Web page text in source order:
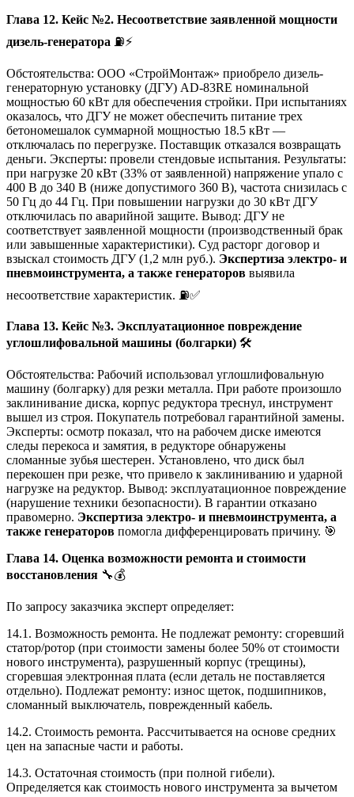
Глава 12. Кейс №2. Несоответствие заявленной мощности
дизель-генератора ⛽⚡
Обстоятельства: ООО «СтройМонтаж» приобрело дизель-
генераторную установку (ДГУ) AD-83RЕ номинальной
мощностью 60 кВт для обеспечения стройки. При испытаниях
оказалось, что ДГУ не может обеспечить питание трех
бетономешалок суммарной мощностью 18.5 кВт —
отключалась по перегрузке. Поставщик отказался возвращать
деньги. Эксперты: провели стендовые испытания. Результаты:
при нагрузке 20 кВт (33% от заявленной) напряжение упало с
400 В до 340 В (ниже допустимого 360 В), частота снизилась с
50 Гц до 44 Гц. При повышении нагрузки до 30 кВт ДГУ
отключилась по аварийной защите. Вывод: ДГУ не
соответствует заявленной мощности (производственный брак
или завышенные характеристики). Суд расторг договор и
взыскал стоимость ДГУ (1,2 млн руб.). Экспертиза электро- и
пневмоинструмента, а также генераторов выявила
несоответствие характеристик. ⛽✅
Глава 13. Кейс №3. Эксплуатационное повреждение
углошлифовальной машины (болгарки) 🛠️
Обстоятельства: Рабочий использовал углошлифовальную
машину (болгарку) для резки металла. При работе произошло
заклинивание диска, корпус редуктора треснул, инструмент
вышел из строя. Покупатель потребовал гарантийной замены.
Эксперты: осмотр показал, что на рабочем диске имеются
следы перекоса и замятия, в редукторе обнаружены
сломанные зубья шестерен. Установлено, что диск был
перекошен при резке, что привело к заклиниванию и ударной
нагрузке на редуктор. Вывод: эксплуатационное повреждение
(нарушение техники безопасности). В гарантии отказано
правомерно. Экспертиза электро- и пневмоинструмента, а
также генераторов помогла дифференцировать причину. 🎯
Глава 14. Оценка возможности ремонта и стоимости
восстановления 🔧💰
По запросу заказчика эксперт определяет:
14.1. Возможность ремонта. Не подлежат ремонту: сгоревший
статор/ротор (при стоимости замены более 50% от стоимости
нового инструмента), разрушенный корпус (трещины),
сгоревшая электронная плата (если деталь не поставляется
отдельно). Подлежат ремонту: износ щеток, подшипников,
сломанный выключатель, поврежденный кабель.
14.2. Стоимость ремонта. Рассчитывается на основе средних
цен на запасные части и работы.
14.3. Остаточная стоимость (при полной гибели).
Определяется как стоимость нового инструмента за вычетом